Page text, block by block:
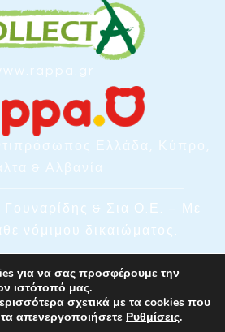
Ελλάδα, Κύπρο,
& Αλβανία
Γουναρίδης & Σια Ο.Ε. – Με
νόμιμου δικαιώματος.
για να σας προσφέρουμε την
ιστότοπό μας.
σχετικά με τα cookies που
απενεργοποιήσετε Ρυθμίσεις.